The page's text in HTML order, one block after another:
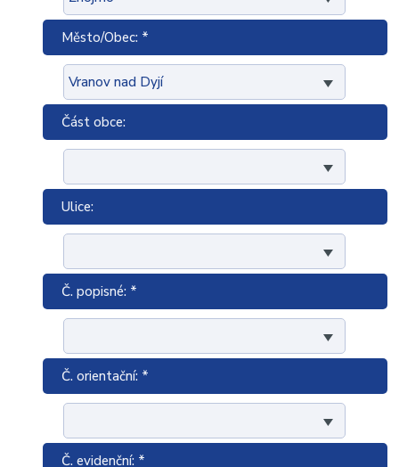
Město/Obec: *
Část obce:
Ulice:
Č. popisné: *
Č. orientační: *
Č. evidenční: *